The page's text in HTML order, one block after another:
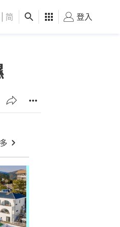
點 健康 好食玩飛
简 登入